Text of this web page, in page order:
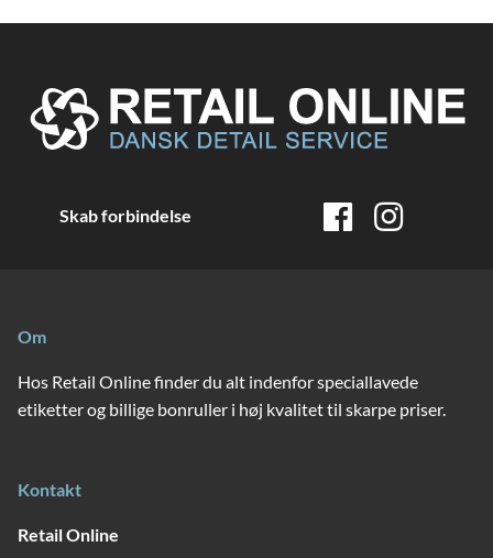
Skab forbindelse
Om
Hos Retail Online finder du alt indenfor speciallavede
etiketter og billige bonruller i høj kvalitet til skarpe priser.
Kontakt
Retail Online